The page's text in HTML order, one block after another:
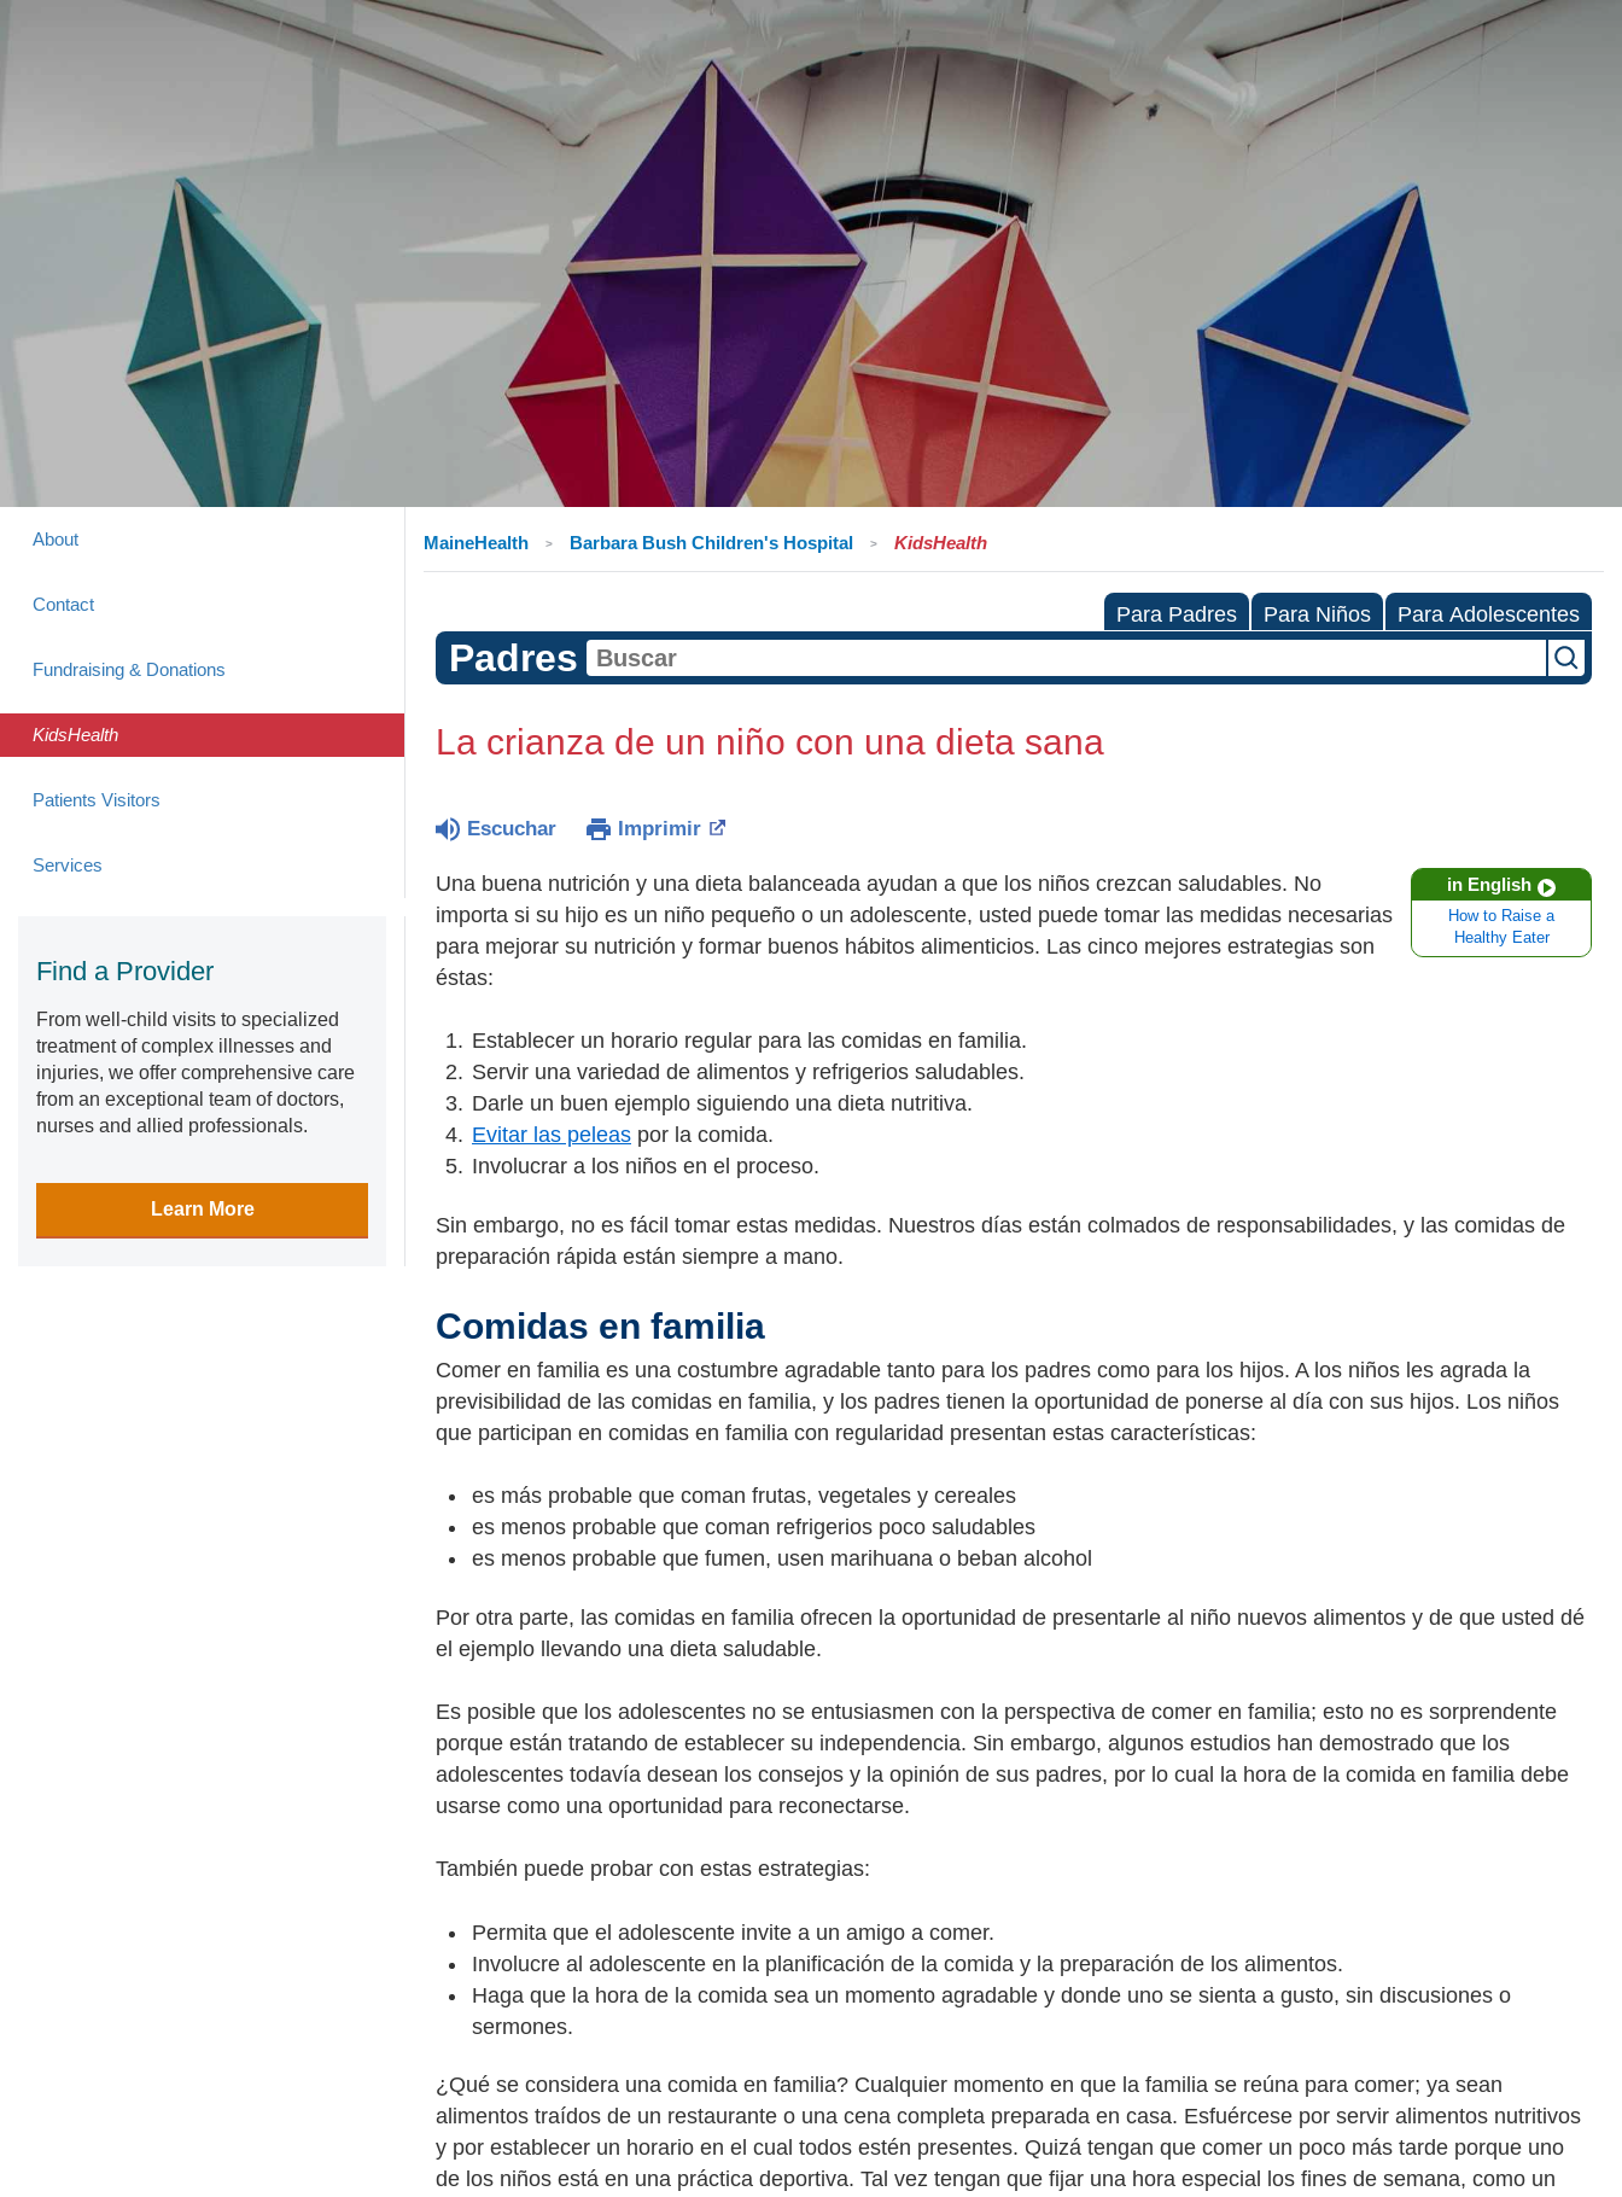
About
Contact
Fundraising & Donations
KidsHealth
Patients Visitors
Services
Find a Provider
From well-child visits to specialized
treatment of complex illnesses and
injuries, we offer comprehensive care
from an exceptional team of doctors,
nurses and allied professionals.
Learn More
MaineHealth Barbara Bush Children's Hospital KidsHealth
Para Padres Para Niños Para Adolescentes
Padres
La crianza de un niño con una dieta sana
Escuchar Imprimir
in English
How to Raise a
Healthy Eater
Una buena nutrición y una dieta balanceada ayudan a que los niños crezcan saludables. No
importa si su hijo es un niño pequeño o un adolescente, usted puede tomar las medidas necesarias
para mejorar su nutrición y formar buenos hábitos alimenticios. Las cinco mejores estrategias son
éstas:
Establecer un horario regular para las comidas en familia.
Servir una variedad de alimentos y refrigerios saludables.
Darle un buen ejemplo siguiendo una dieta nutritiva.
Evitar las peleas por la comida.
Involucrar a los niños en el proceso.
Sin embargo, no es fácil tomar estas medidas. Nuestros días están colmados de responsabilidades, y las comidas de
preparación rápida están siempre a mano.
Comidas en familia
Comer en familia es una costumbre agradable tanto para los padres como para los hijos. A los niños les agrada la
previsibilidad de las comidas en familia, y los padres tienen la oportunidad de ponerse al día con sus hijos. Los niños
que participan en comidas en familia con regularidad presentan estas características:
es más probable que coman frutas, vegetales y cereales
es menos probable que coman refrigerios poco saludables
es menos probable que fumen, usen marihuana o beban alcohol
Por otra parte, las comidas en familia ofrecen la oportunidad de presentarle al niño nuevos alimentos y de que usted dé
el ejemplo llevando una dieta saludable.
Es posible que los adolescentes no se entusiasmen con la perspectiva de comer en familia; esto no es sorprendente
porque están tratando de establecer su independencia. Sin embargo, algunos estudios han demostrado que los
adolescentes todavía desean los consejos y la opinión de sus padres, por lo cual la hora de la comida en familia debe
usarse como una oportunidad para reconectarse.
También puede probar con estas estrategias:
Permita que el adolescente invite a un amigo a comer.
Involucre al adolescente en la planificación de la comida y la preparación de los alimentos.
Haga que la hora de la comida sea un momento agradable y donde uno se sienta a gusto, sin discusiones o
sermones.
¿Qué se considera una comida en familia? Cualquier momento en que la familia se reúna para comer; ya sean
alimentos traídos de un restaurante o una cena completa preparada en casa. Esfuércese por servir alimentos nutritivos
y por establecer un horario en el cual todos estén presentes. Quizá tengan que comer un poco más tarde porque uno
de los niños está en una práctica deportiva. Tal vez tengan que fijar una hora especial los fines de semana, como un